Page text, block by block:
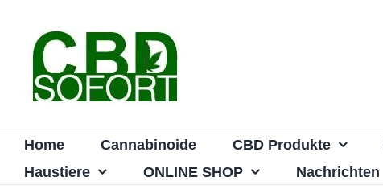
springen
Home Cannabinoide CBD Produkte
Haustiere
ONLINE SHOP Nachrichten